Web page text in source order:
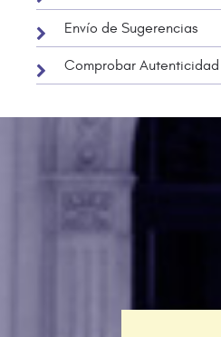
Envío de Sugerencias
Comprobar Autenticidad